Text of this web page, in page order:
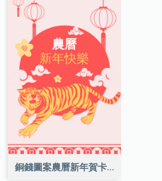
銅錢圖案農曆新年賀卡